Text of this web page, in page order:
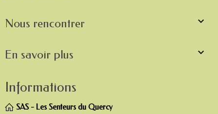
Nous rencontrer 
En savoir plus 
Informations
SAS - Les Senteurs du Quercy